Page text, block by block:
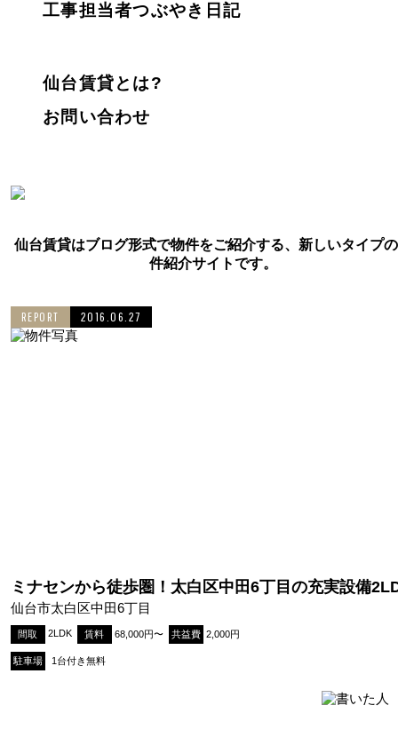
工事担当者つぶやき日記
仙台賃貸とは?
お問い合わせ
仙台賃貸はブログ形式で物件をご紹介する、新しいタイプ
件紹介サイトです。
REPORT 2016.06.27
ミナセンから徒歩圏！太白区中田6丁目の充実設備
仙台市太白区中田6丁目
間取 2LDK 賃料 68,000円〜 共益費 2,000円
駐車場 1台付き無料